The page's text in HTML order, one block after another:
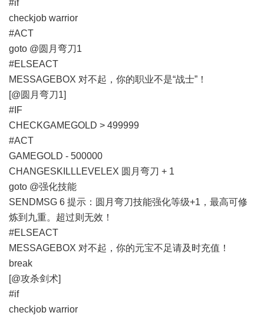
#if
checkjob warrior
#ACT
goto @圆月弯刀1
#ELSEACT
MESSAGEBOX 对不起，你的职业不是“战士”！
[@圆月弯刀1]
#IF
CHECKGAMEGOLD > 499999
#ACT
GAMEGOLD - 500000
CHANGESKILLLEVELEX 圆月弯刀 + 1
goto @强化技能
SENDMSG 6 提示：圆月弯刀技能强化等级+1，最高可修
炼到九重。超过则无效！
#ELSEACT
MESSAGEBOX 对不起，你的元宝不足请及时充值！
break
[@攻杀剑术]
#if
checkjob warrior